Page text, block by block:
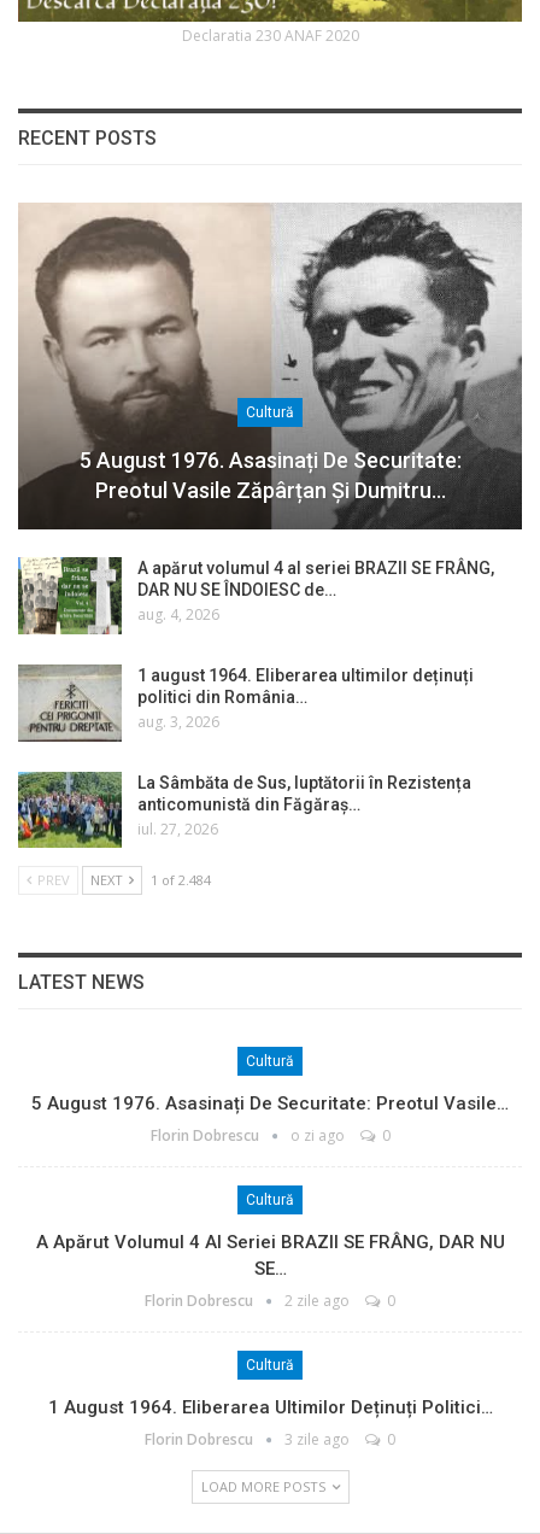
Declaratia 230 ANAF 2020
RECENT POSTS
Cultură
5 August 1976. Asasinați De Securitate:
Preotul Vasile Zăpârțan Și Dumitru…
A apărut volumul 4 al seriei BRAZII SE FRÂNG,
DAR NU SE ÎNDOIESC de…
aug. 4, 2026
1 august 1964. Eliberarea ultimilor deținuți
politici din România…
aug. 3, 2026
La Sâmbăta de Sus, luptătorii în Rezistența
anticomunistă din Făgăraș…
iul. 27, 2026
PREV NEXT 1 of 2.484
LATEST NEWS
Cultură
5 August 1976. Asasinați De Securitate: Preotul Vasile…
Florin Dobrescu o zi ago 0
Cultură
A Apărut Volumul 4 Al Seriei BRAZII SE FRÂNG, DAR NU
SE…
Florin Dobrescu 2 zile ago 0
Cultură
1 August 1964. Eliberarea Ultimilor Deținuți Politici…
Florin Dobrescu 3 zile ago 0
LOAD MORE POSTS